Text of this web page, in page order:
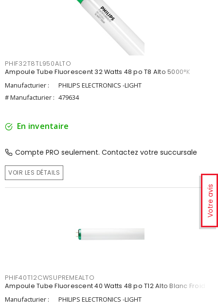
Votre avis
PHIF32T8TL950ALTO
Ampoule Tube Fluorescent 32 Watts 48 po T8 Alto 5000°K
Manufacturier :
PHILIPS ELECTRONICS -LIGHT
# Manufacturier : 479634
En inventaire
Compte PRO seulement. Contactez votre succursale
VOIR LES DÉTAILS
PHIF40T12CWSUPREMEALTO
Ampoule Tube Fluorescent 40 Watts 48 po T12 Alto Blanc Froid
Manufacturier :
PHILIPS ELECTRONICS -LIGHT